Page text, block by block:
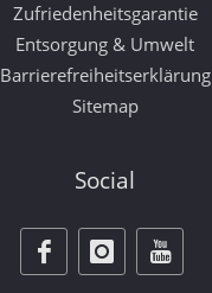
Zufriedenheitsgarantie
Entsorgung & Umwelt
Barrierefreiheitserklärung
Sitemap
Social